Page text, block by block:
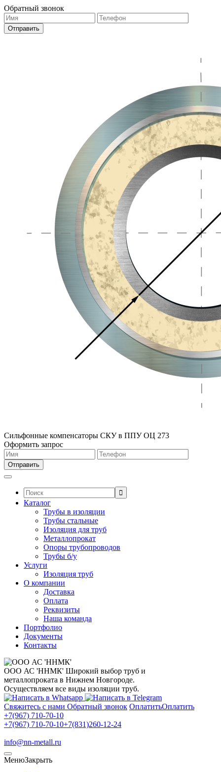
Обратный звонок
Сильфонные компенсаторы СКУ в ППУ ОЦ 273
Оформить запрос
Поиск:
Каталог
Трубы в изоляции
Трубы стальные
Изоляция для труб
Металлопрокат
Опоры трубопроводов
Трубы б/у
Услуги
Изоляция труб
О компании
Доставка
Оплата
Реквизиты
Наша команда
Портфолио
Документы
Контакты
ООО АС 'ННМК' Широкий выбор труб и
металлопроката в Нижнем Новгороде.
Осуществляем все виды изоляции труб.
Свяжитесь с нами Обратный звонок ОплатитьОплатить
+7(967) 710-70-10
+7(967) 710-70-10+7(831)260-12-24
info@nn-metall.ru
МенюЗакрыть